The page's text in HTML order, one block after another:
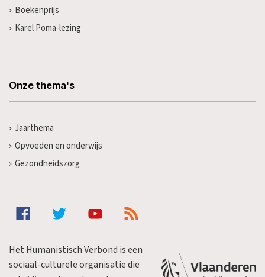
Boekenprijs
Karel Poma-lezing
Onze thema's
Jaarthema
Opvoeden en onderwijs
Gezondheidszorg
Het Humanistisch Verbond is een
sociaal-culturele organisatie die